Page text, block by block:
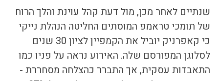
שנתיים לאחר מכן, מול דעת קהל עוינת והלך הרוח
של תומכי טראמפ המוסתים החליטה הנהלת נייקי
כי קאפרניק יוביל את הקמפיין לציון 30 שנים
לסלוגן המפורסם שלה. האירוע נראה על פניו כמו
התאבדות עסקית, אך התברר כהצלחה מסחררת -